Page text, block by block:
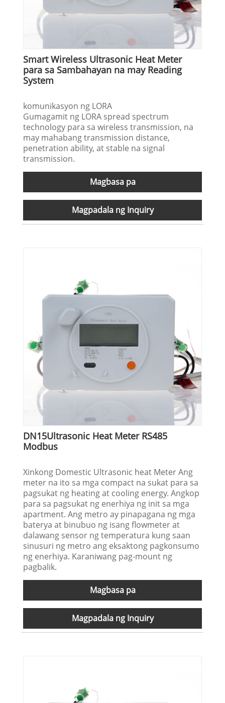
Smart Wireless Ultrasonic Heat Meter
para sa Sambahayan na may Reading
System
komunikasyon ng LORA
Gumagamit ng LORA spread spectrum
technology para sa wireless transmission, na
may mahabang transmission distance,
penetration ability, at stable na signal
transmission.
Magbasa pa
Magpadala ng Inquiry
DN15Ultrasonic Heat Meter RS485
Modbus
Xinkong Domestic Ultrasonic heat Meter Ang
meter na ito sa mga compact na sukat para sa
pagsukat ng heating at cooling energy. Angkop
para sa pagsukat ng enerhiya ng init sa mga
apartment. Ang metro ay pinapagana ng mga
baterya at binubuo ng isang flowmeter at
dalawang sensor ng temperatura kung saan
sinusuri ng metro ang eksaktong pagkonsumo
ng enerhiya. Karaniwang pag-mount ng
pagbalik.
Magbasa pa
Magpadala ng Inquiry